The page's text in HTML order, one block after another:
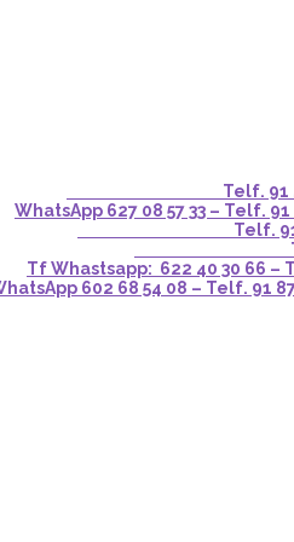
Telf. 91 478 14
WhatsApp 627 08 57 33 – Telf.
Telf. 91 478 14
Telf. 91
Tf Whastsapp: 622 40 30 66 –
602 68 54 08 – Telf. 91